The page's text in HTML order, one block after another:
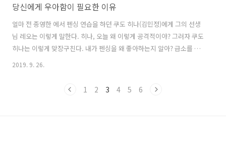
당신에게 우아함이 필요한 이유
얼마 전 종영한 에서 펜싱 연습을 하던 쿠도 히나(김민정)에게 그의 선생
님 레오는 이렇게 말한다. 히나, 오늘 왜 이렇게 공격적이야? 그러자 쿠도
히나는 이렇게 맞장구친다. 내가 펜싱을 왜 좋아하는지 알아? 급소를 노
려 찌르고 짧고 정확하게 상대를 쓰러뜨릴 수 있어서야 그리고 그의 선생
다. 맞아, 그렇지만 상대도 너랑 같은 칼을 들었단 걸 알아야지. 네가 거
2019. 9. 26.
1 2 3 4 5 6